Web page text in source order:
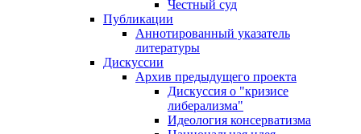
Честный суд
Публикации
Аннотированный указатель
литературы
Дискуссии
Архив предыдущего проекта
Дискуссия о "кризисе
либерализма"
Идеология консерватизма